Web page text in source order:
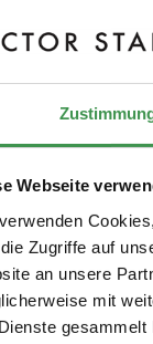
Webseite
Zugriffe auf
an unsere
mit
gesammelt